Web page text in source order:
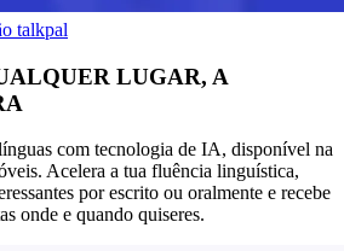
talkpal
LUGAR, A
com tecnologia de IA, disponível na
Acelera a tua fluência linguística,
por escrito ou oralmente e recebe
onde e quando quiseres.